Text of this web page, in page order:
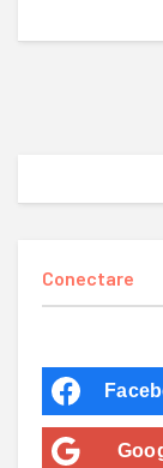
Conectare